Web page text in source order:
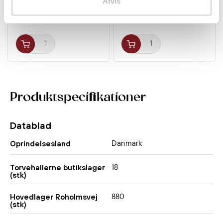
Produktspecifikationer
Datablad
Oprindelsesland Danmark
Torvehallerne butikslager
(stk)
18
Hovedlager Roholmsvej
(stk)
880